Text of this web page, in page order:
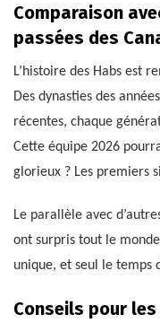
Comparaison
passées des
L’histoire des Habs est
Des dynasties des
récentes, chaque
Cette équipe 2026
glorieux ? Les premiers
Le parallèle avec
ont surpris tout le
unique, et seul le temps
Conseils pour